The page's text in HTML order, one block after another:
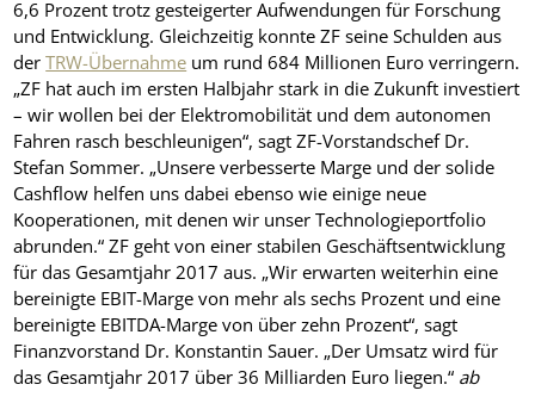
6,6 Prozent trotz gesteigerter Aufwendungen für Forschung
und Entwicklung. Gleichzeitig konnte ZF seine Schulden aus
derTRW-Übernahme um rund 684 Millionen Euro verringern.
„ZF hat auch im ersten Halbjahr stark in die Zukunft investiert
– wir wollen bei der Elektromobilität und dem autonomen
Fahren rasch beschleunigen“, sagt ZF-Vorstandschef Dr.
Stefan Sommer. „Unsere verbesserte Marge und der solide
Cashflow helfen uns dabei ebenso wie einige neue
Kooperationen, mit denen wir unser Technologieportfolio
abrunden.“ ZF geht von einer stabilen Geschäftsentwicklung
für das Gesamtjahr 2017 aus. „Wir erwarten weiterhin eine
bereinigte EBIT-Marge von mehr als sechs Prozent und eine
bereinigte EBITDA-Marge von über zehn Prozent“, sagt
Finanzvorstand Dr. Konstantin Sauer. „Der Umsatz wird für
das Gesamtjahr 2017 über 36 Milliarden Euro liegen.“ ab